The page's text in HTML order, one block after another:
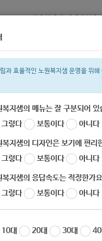
복지서비스 신청
지원금 이용시설 ìº 성민복
과 효율적인 노원복지샘 운영을 위
복지샘의 메뉴는 잘 구분되어 있
렇다
보통이다 아니다
복지샘의 디자인은 보기에 편리
렇다
보통이다 아니다
복지샘의 응답속도는 적정한가
렇다
보통이다 아니다
대 20대 30대 40